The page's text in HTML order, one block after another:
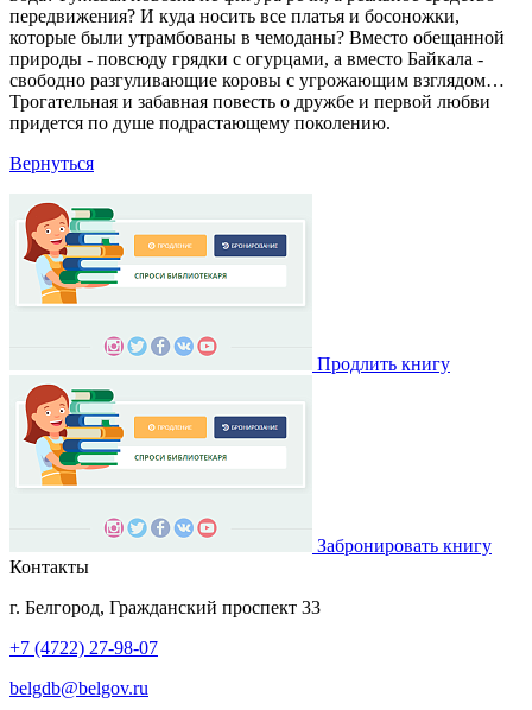
передвижения? И куда носить все платья и босоножки,
которые были утрамбованы в чемоданы? Вместо обещанной
природы - повсюду грядки с огурцами, а вместо Байкала -
свободно разгуливающие коровы с угрожающим взглядом…
Трогательная и забавная повесть о дружбе и первой любви
придется по душе подрастающему поколению.
Вернуться
Продлить книгу
Забронировать книгу
Контакты
г. Белгород, Гражданский проспект 33
+7 (4722) 27-98-07
belgdb@belgov.ru